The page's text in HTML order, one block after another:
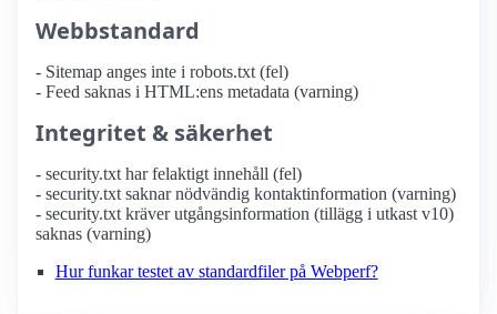
Webbstandard
- Sitemap anges inte i robots.txt (fel)
- Feed saknas i HTML:ens metadata (varning)
Integritet & säkerhet
- security.txt har felaktigt innehåll (fel)
- security.txt saknar nödvändig kontaktinformation (varning)
- security.txt kräver utgångsinformation (tillägg i utkast v10)
saknas (varning)
Hur funkar testet av standardfiler på Webperf?